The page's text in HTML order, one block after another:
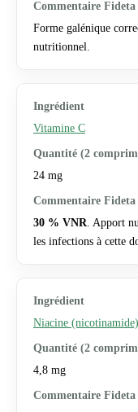
Forme galénique
nutritionnel.
Vitamine C
24 mg
30 % VNR . Apport
les infections à cette
Niacine (nicotinamide)
4,8 mg